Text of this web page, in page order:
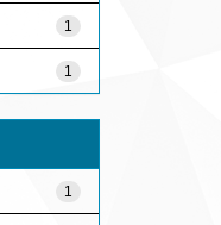
1
1
1